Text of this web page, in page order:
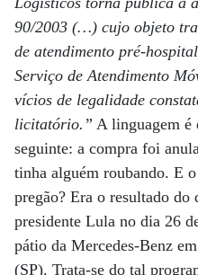
90/2003 (…) cujo objeto
de atendimento pré-
Serviço de Atendimento
vícios de legalidade
licitatório.” A linguagem é
seguinte: a compra foi
tinha alguém roubando. E
pregão? Era o resultado do
presidente Lula no dia 26
pátio da Mercedes-Benz
(SP). Trata-se do tal